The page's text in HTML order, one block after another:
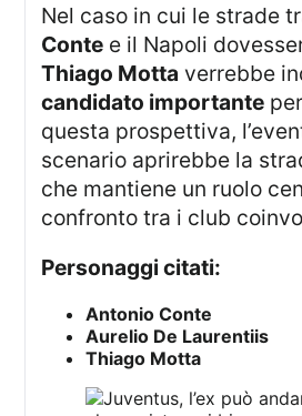
Nel caso in cui le strade
Conte e il Napoli
Thiago Motta verrebbe
candidato importante
questa prospettiva,
scenario aprirebbe la
che mantiene un ruolo
confronto tra i club
Personaggi citati:
Antonio Conte
Aurelio De Laurentiis
Thiago Motta